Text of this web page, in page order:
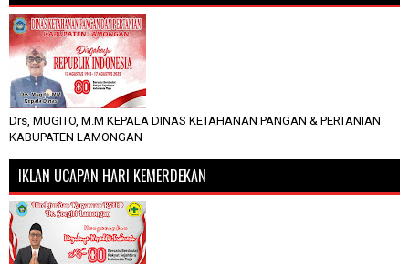
Drs, MUGITO, M.M KEPALA DINAS KETAHANAN PANGAN & PERTANIAN
KABUPATEN LAMONGAN
IKLAN UCAPAN HARI KEMERDEKAN